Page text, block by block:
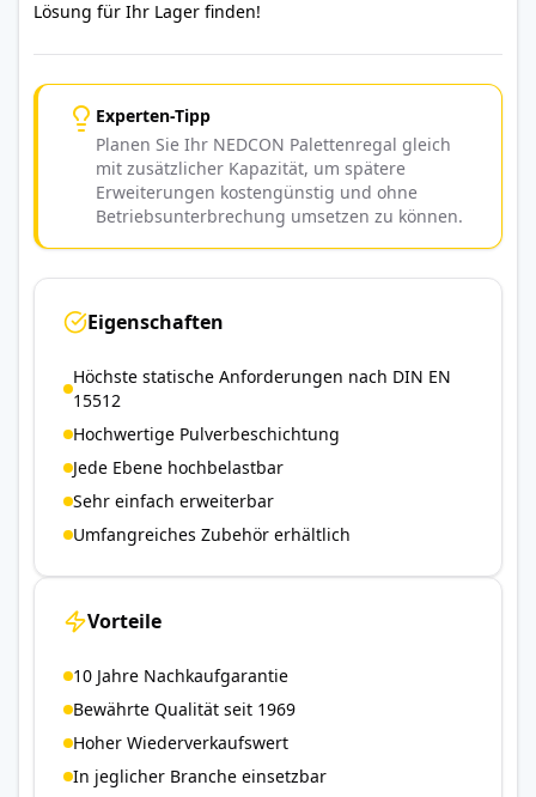
Lösung für Ihr Lager finden!
Experten-Tipp
Planen Sie Ihr NEDCON Palettenregal gleich
mit zusätzlicher Kapazität, um spätere
Erweiterungen kostengünstig und ohne
Betriebsunterbrechung umsetzen zu können.
Eigenschaften
Höchste statische Anforderungen nach DIN EN
15512
Hochwertige Pulverbeschichtung
Jede Ebene hochbelastbar
Sehr einfach erweiterbar
Umfangreiches Zubehör erhältlich
Vorteile
10 Jahre Nachkaufgarantie
Bewährte Qualität seit 1969
Hoher Wiederverkaufswert
In jeglicher Branche einsetzbar